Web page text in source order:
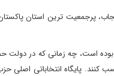
پرجمعیت ترین استان
بوده است، چه زمانی که در
کنند. پایگاه انتخاباتی